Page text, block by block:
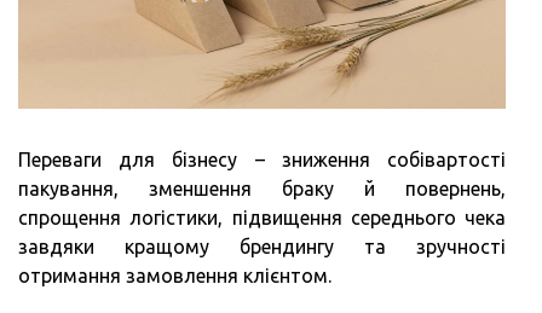
Переваги для бізнесу – зниження собівартості
пакування, зменшення браку й повернень,
спрощення логістики, підвищення середнього чека
завдяки кращому брендингу та зручності
отримання замовлення клієнтом.